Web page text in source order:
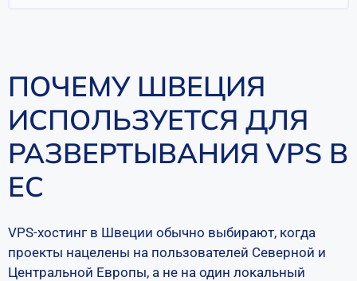
ПОЧЕМУ ШВЕЦИЯ
ИСПОЛЬЗУЕТСЯ ДЛЯ
РАЗВЕРТЫВАНИЯ VPS В
ЕС
VPS-хостинг в Швеции обычно выбирают, когда
проекты нацелены на пользователей Северной и
Центральной Европы, а не на один локальный